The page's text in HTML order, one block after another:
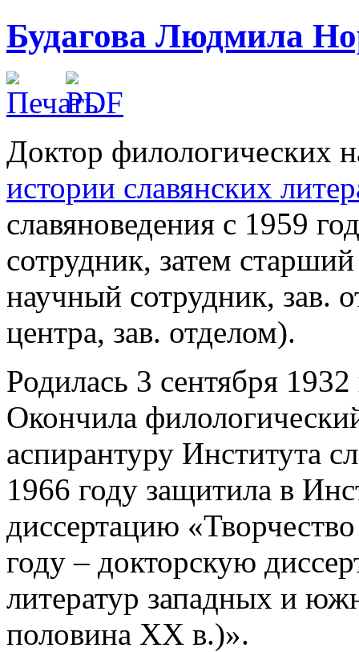
Будагова Людмила
Доктор филологических
истории славянских
славяноведения с 1959
сотрудник, затем
научный сотрудник, зав.
центра, зав. отделом).
Родилась 3 сентября
Окончила
аспирантуру Института
1966 году защитила в
диссертацию
году – докторскую
литератур западных и
половина XX в.)».